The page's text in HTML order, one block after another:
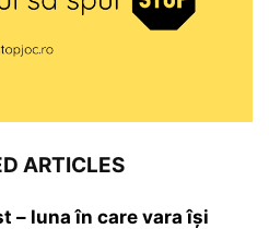
ARTICLES
– luna în care vara își